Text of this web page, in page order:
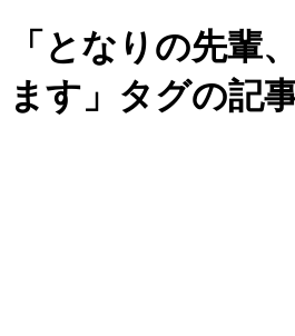
「となりの先輩
ます」タグの記